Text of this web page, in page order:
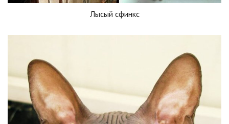
Лысый сфинкс